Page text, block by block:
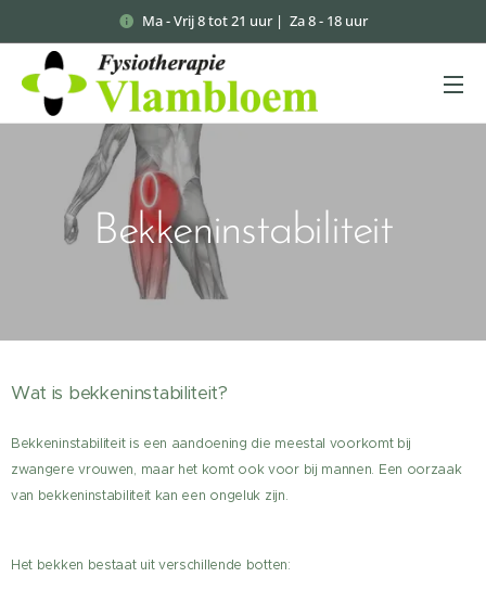
Ma - Vrij 8 tot 21 uur | Za 8 - 18 uur
Bekkeninstabiliteit
Wat is bekkeninstabiliteit?
Bekkeninstabiliteit is een aandoening die meestal voorkomt bij
zwangere vrouwen, maar het komt ook voor bij mannen. Een oorzaak
van bekkeninstabiliteit kan een ongeluk zijn.
Het bekken bestaat uit verschillende botten: